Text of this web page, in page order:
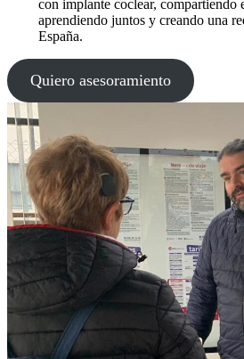
con implante coclear, compartiendo
aprendiendo juntos y creando una
España.
Quiero asesoramiento